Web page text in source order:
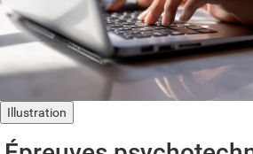
Illustration